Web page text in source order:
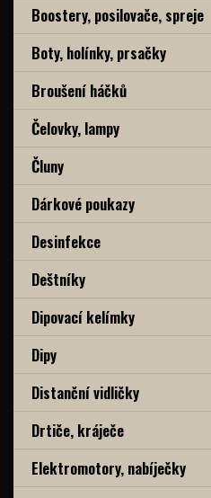
Boostery, posilovače, spreje
Boty, holínky, prsačky
Broušení háčků
Čelovky, lampy
Čluny
Dárkové poukazy
Desinfekce
Deštníky
Dipovací kelímky
Dipy
Distanční vidličky
Drtiče, kráječe
Elektromotory, nabíječky